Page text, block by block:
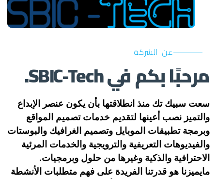
عن الشركة
مرحبًا بكم في SBIC-Tech.
سعت سبيك تك منذ انطلاقتها بأن يكون عنصر الإبداع
والتميز نصب أعينها لتقديم خدمات تصميم المواقع
وبرمجة تطبيقات الموبايل وتصميم الغرافيك والبوستات
والفيديوهات التعريفية والترويجية والخدمات المرئية
الاحترافية والذكية وغيرها من حلول وبرمجيات.
مايميزنا هو قدرتنا الفريدة على فهم متطلبات الأنشطة